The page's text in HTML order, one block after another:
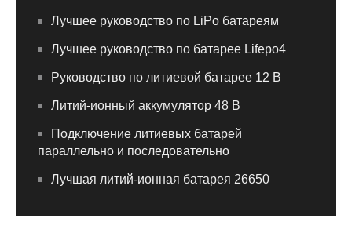
Лучшее руководство по LiPo батареям
Лучшее руководство по батарее Lifepo4
Руководство по литиевой батарее 12 В
Литий-ионный аккумулятор 48 В
Подключение литиевых батарей
параллельно и последовательно
Лучшая литий-ионная батарея 26650